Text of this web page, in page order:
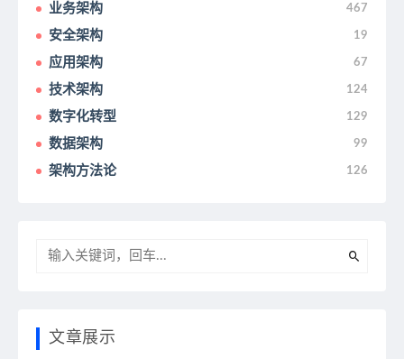
业务架构 467
安全架构 19
应用架构 67
技术架构 124
数字化转型 129
数据架构 99
架构方法论 126
文章展示